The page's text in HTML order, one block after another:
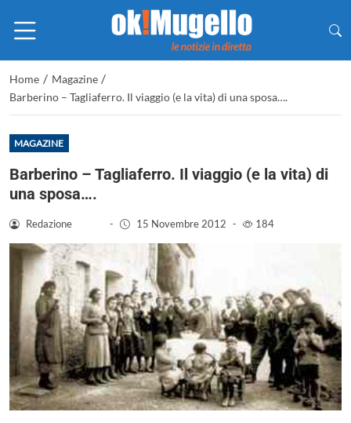
Home / Magazine /
Barberino – Tagliaferro. Il viaggio (e la vita) di una sposa….
MAGAZINE
Barberino – Tagliaferro. Il viaggio (e la vita) di
una sposa….
Redazione - 15 Novembre 2012 - 184